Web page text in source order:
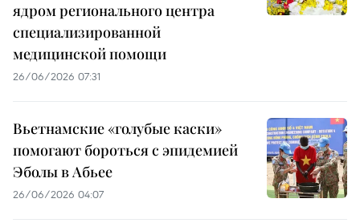
ядром регионального центра
специализированной
медицинской помощи
26/06/2026 07:31
Вьетнамские «голубые каски»
помогают бороться с эпидемией
Эболы в Абьее
26/06/2026 04:07